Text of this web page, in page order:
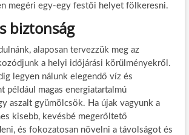
megéri egy-egy festői helyet fölkeresni.
biztonság
alaposan tervezzük meg az
a helyi időjárási körülményekről.
legyen nálunk elegendő víz és
például magas energiatartalmú
aszalt gyümölcsök. Ha újak vagyunk a
kisebb, kevésbé megerőltető
és fokozatosan növelni a távolságot és